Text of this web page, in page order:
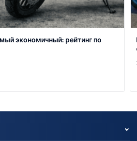
экономичный: рейтинг по